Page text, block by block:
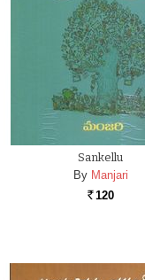
Sankellu
By Manjari
Rs. 120